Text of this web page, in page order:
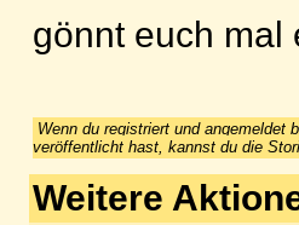
gönnt euch mal
Wenn du registriert und angemeldet
veröffentlicht hast, kannst du die
Weitere